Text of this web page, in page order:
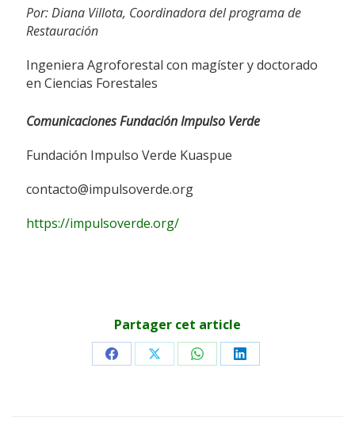
Por: Diana Villota, Coordinadora del programa de
Restauración
Ingeniera Agroforestal con magíster y doctorado
en Ciencias Forestales
Comunicaciones Fundación Impulso Verde
Fundación Impulso Verde Kuaspue
contacto@impulsoverde.org
https://impulsoverde.org/
Partager cet article
Share Share Share Share